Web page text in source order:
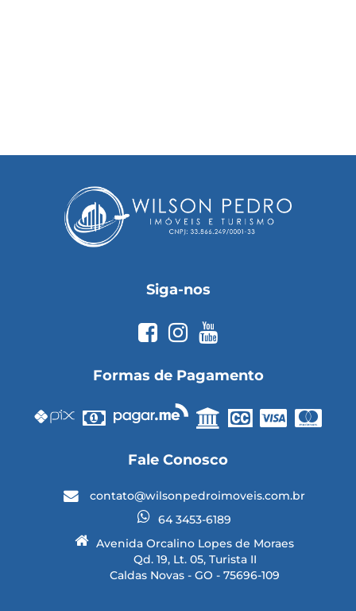
Siga-nos
Formas de Pagamento
Fale Conosco
contato@wilsonpedroimoveis.com.br
64 3453-6189
Avenida Orcalino Lopes de Moraes
Qd. 19, Lt. 05, Turista II
Caldas Novas - GO - 75696-109